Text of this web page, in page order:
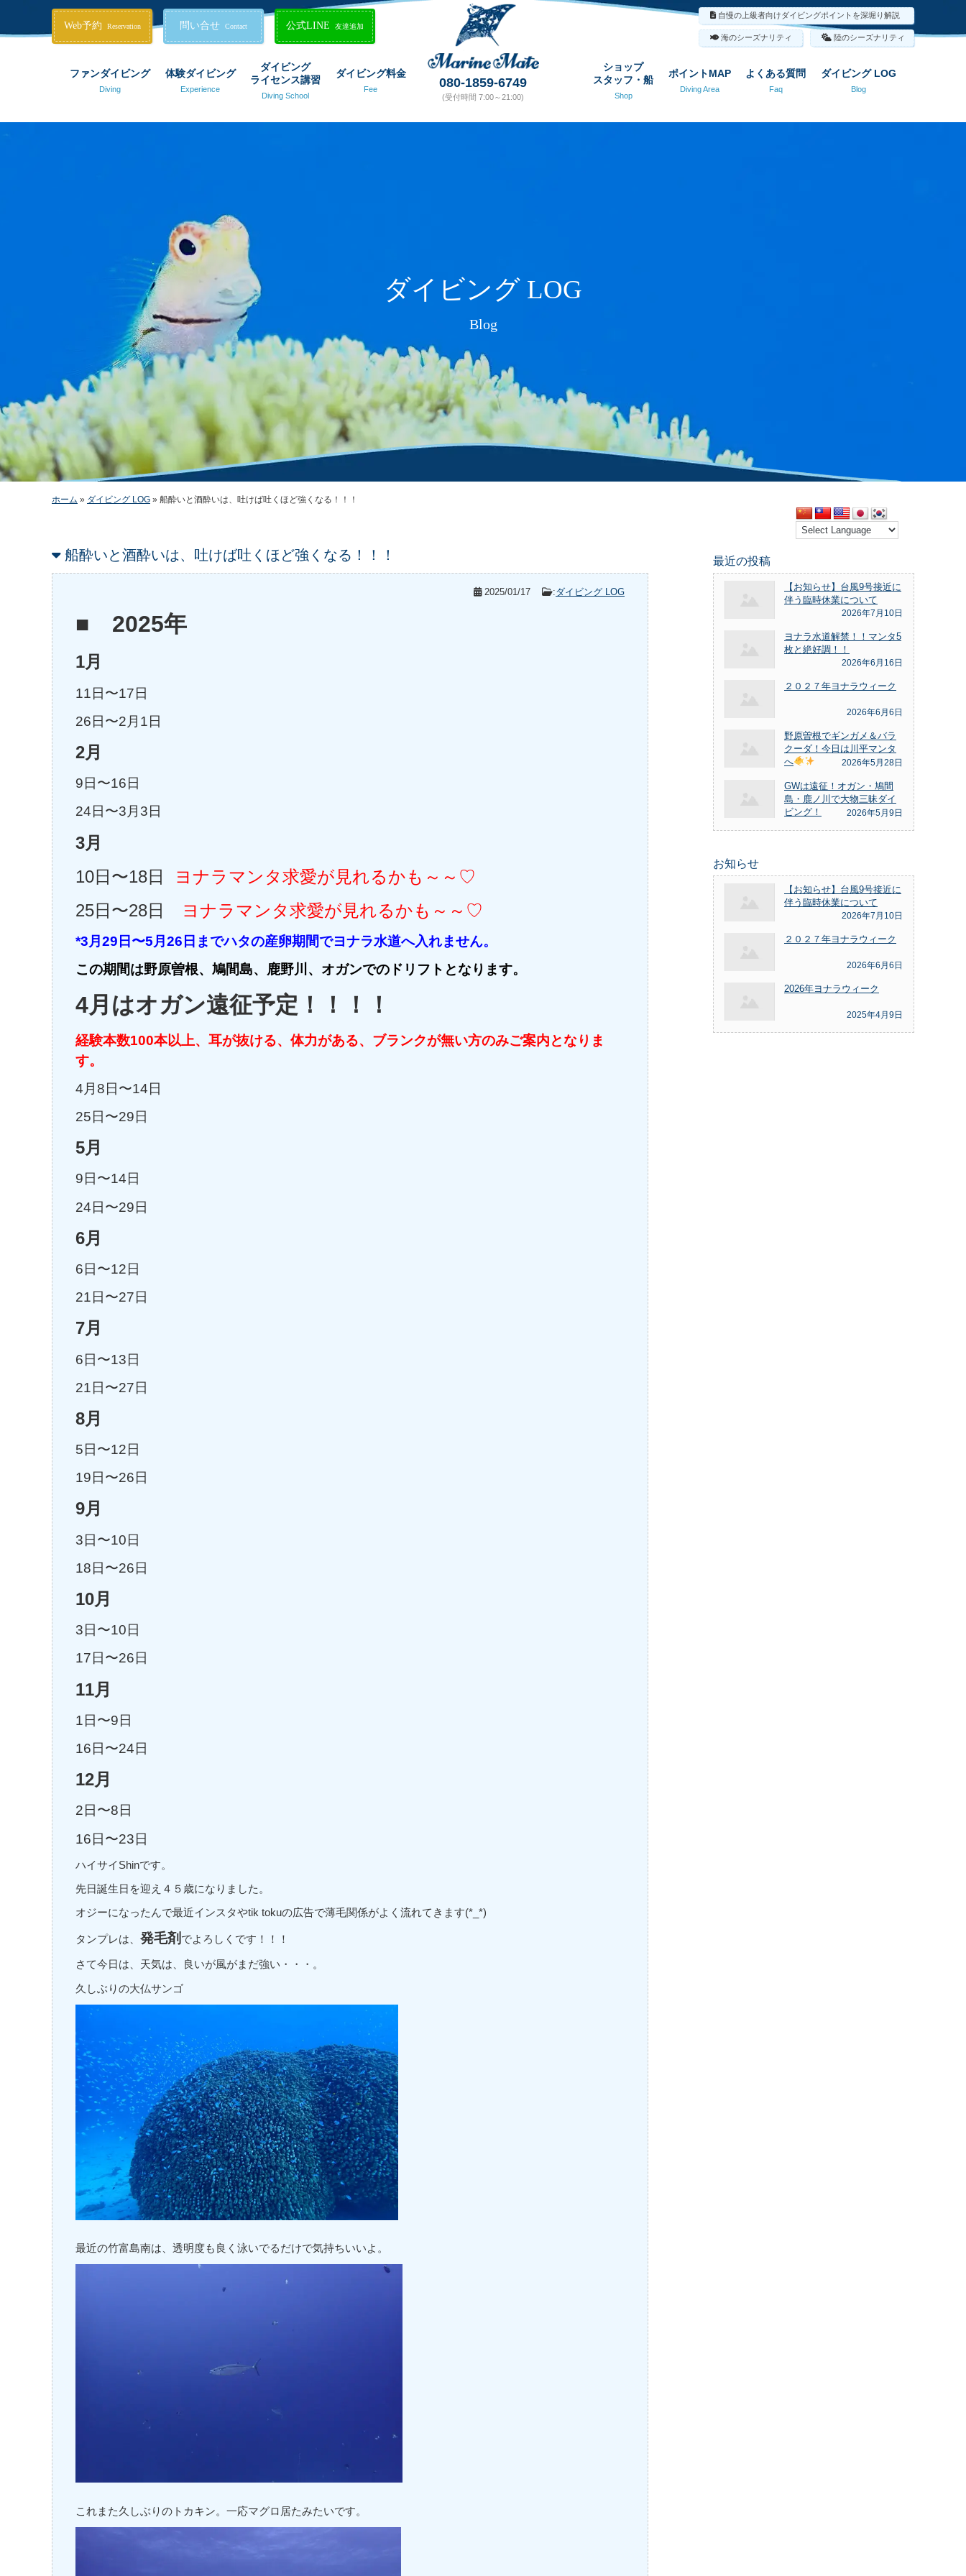
080-1859-6749
(受付時間 7:00～21:00)
ファンダイビング
Diving
体験ダイビング
Experience
ダイビング
ライセンス講習
Diving School
ダイビング料金
Fee
ショップ
スタッフ・船
Shop
ポイントMAP
Diving Area
よくある質問
Faq
ダイビング LOG
Blog
自慢の上級者向けダイビングポイントを深堀り解説
海のシーズナリティ 陸のシーズナリティ
Web予約 Reservation 問い合せ Contact 公式LINE 友達追加
ダイビング LOG
Blog
ホーム » ダイビング LOG » 船酔いと酒酔いは、吐けば吐くほど強くなる！！！
船酔いと酒酔いは、吐けば吐くほど強くなる！！！
2025/01/17 :ダイビング LOG
■ 2025年
1月
11日〜17日
26日〜2月1日
2月
9日〜16日
24日〜3月3日
3月
10日〜18日
ヨナラマンタ求愛が見れるかも～～♡
25日〜28日
ヨナラマンタ求愛が見れるかも～～♡
*3月29日〜5月26日までハタの産卵期間でヨナラ水道へ入れません。
この期間は野原曽根、鳩間島、鹿野川、オガンでのドリフトとなります。
4月はオガン遠征予定！！！！
経験本数100本以上、耳が抜ける、体力がある、ブランクが無い方のみご案内となりま
す。
4月8日〜14日
25日〜29日
5月
9日〜14日
24日〜29日
6月
6日〜12日
21日〜27日
7月
6日〜13日
21日〜27日
8月
5日〜12日
19日〜26日
9月
3日〜10日
18日〜26日
10月
3日〜10日
17日〜26日
11月
1日〜9日
16日〜24日
12月
2日〜8日
16日〜23日
ハイサイShinです。
先日誕生日を迎え４５歳になりました。
オジーになったんで最近インスタやtik tokuの広告で薄毛関係がよく流れてきます(*_*)
タンプレは、 発毛剤 でよろしくです！！！
さて今日は、天気は、良いが風がまだ強い・・・。
久しぶりの大仏サンゴ
最近の竹富島南は、透明度も良く泳いでるだけで気持ちいいよ。
これまた久しぶりのトカキン。一応マグロ居たみたいです。
最近の投稿
【お知らせ】台風9号接近に
伴う臨時休業について
2026年7月10日
ヨナラ水道解禁！！マンタ5
枚と絶好調！！
2026年6月16日
２０２７年ヨナラウィーク
2026年6月6日
野原曽根でギンガメ＆バラ
クーダ！今日は川平マンタ
へ
2026年5月28日
GWは遠征！オガン・鳩間
島・鹿ノ川で大物三昧ダイ
ビング！
2026年5月9日
お知らせ
【お知らせ】台風9号接近に
伴う臨時休業について
2026年7月10日
２０２７年ヨナラウィーク
2026年6月6日
2026年ヨナラウィーク
2025年4月9日